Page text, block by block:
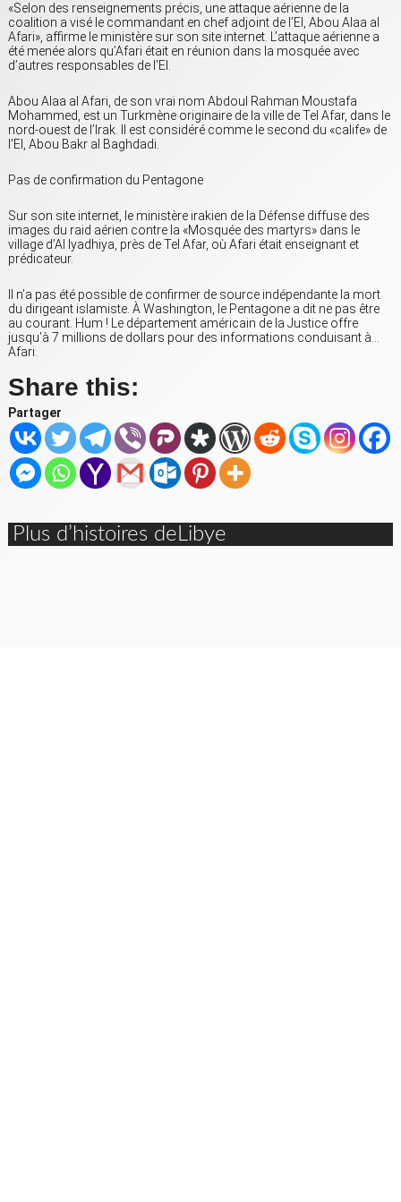
«Selon des renseignements précis, une attaque aérienne de la
coalition a visé le commandant en chef adjoint de l’EI, Abou Alaa al
Afari», affirme le ministère sur son site internet. L’attaque aérienne a
été menée alors qu’Afari était en réunion dans la mosquée avec
d’autres responsables de l’EI.
Abou Alaa al Afari, de son vrai nom Abdoul Rahman Moustafa
Mohammed, est un Turkmène originaire de la ville de Tel Afar, dans le
nord-ouest de l’Irak. Il est considéré comme le second du «calife» de
l’EI, Abou Bakr al Baghdadi.
Pas de confirmation du Pentagone
Sur son site internet, le ministère irakien de la Défense diffuse des
images du raid aérien contre la «Mosquée des martyrs» dans le
village d’Al Iyadhiya, près de Tel Afar, où Afari était enseignant et
prédicateur.
Il n’a pas été possible de confirmer de source indépendante la mort
du dirigeant islamiste. À Washington, le Pentagone a dit ne pas être
au courant. Hum ! Le département américain de la Justice offre
jusqu’à 7 millions de dollars pour des informations conduisant à…
Afari.
Share this:
Partager
Plus d’histoires deLibye